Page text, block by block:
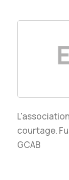
courtage.
GCAB